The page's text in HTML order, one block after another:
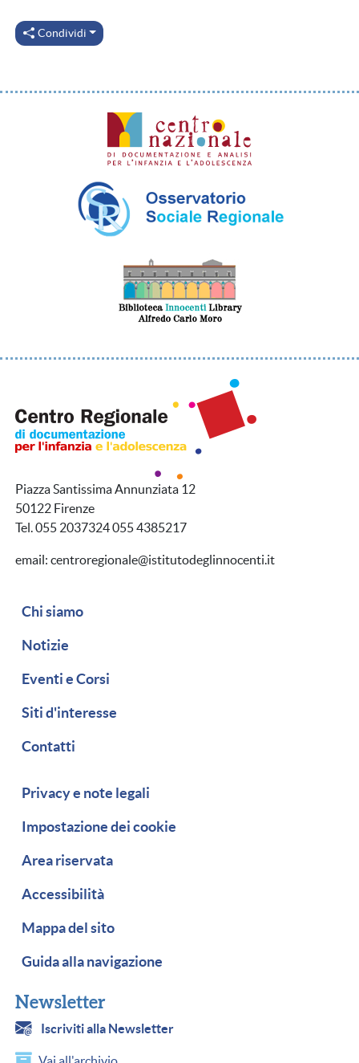
Condividi
Piazza Santissima Annunziata 12
50122 Firenze
Tel. 055 2037324 055 4385217
email: centroregionale@istitutodeglinnocenti.it
Navigazione secondaria
Chi siamo
Notizie
Eventi e Corsi
Siti d'interesse
Contatti
Piè di pagina
Privacy e note legali
Impostazione dei cookie
Area riservata
Accessibilità
Mappa del sito
Guida alla navigazione
Newsletter
Iscriviti alla Newsletter